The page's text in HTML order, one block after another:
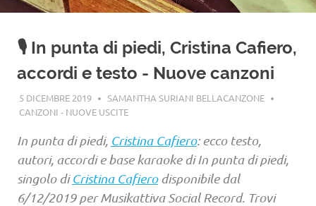
🎙️ In punta di piedi, Cristina Cafiero,
accordi e testo - Nuove canzoni
5 DICEMBRE 2019
SAMANTHA SURIANI BELLACANZONE
CANZONI - NUOVE USCITE
In punta di piedi, Cristina Cafiero: ecco testo,
autori, accordi e base karaoke di In punta di piedi,
singolo diCristina Cafierodisponibile dal
6/12/2019 per Musikattiva Social Record. Trovi